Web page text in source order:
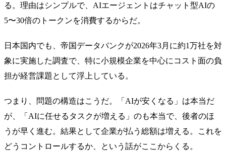
る。理由はシンプルで、AIエージェントはチャット型AIの
5〜30倍のトークンを消費するからだ。
日本国内でも、帝国データバンクが2026年3月に約1万社を対
象に実施した調査で、特に小規模企業を中心にコスト面の負
担が経営課題として浮上している。
つまり、問題の構造はこうだ。「AIが安くなる」は本当だ
が、「AIに任せるタスクが増える」のも本当で、後者のほ
うが早く進む。結果として企業が払う総額は増える。これを
どうコントロールするか、という話がここからくる。